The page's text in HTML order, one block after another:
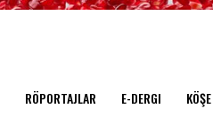
RÖPORTAJLAR E-DERGI